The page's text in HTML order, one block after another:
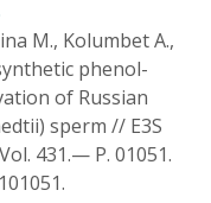
M., Kolumbet A.,
phenol-
of Russian
sperm // E3S
431.— P. 01051.